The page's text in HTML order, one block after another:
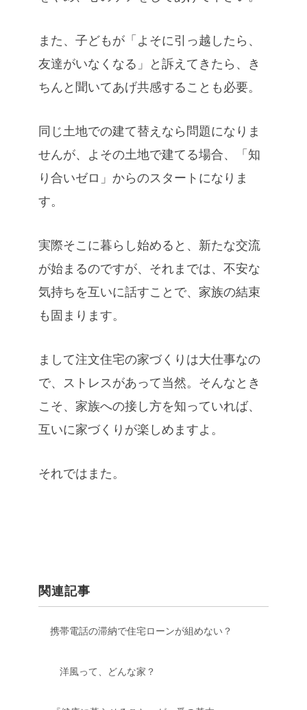
また、子どもが「よそに引っ越したら、
友達がいなくなる」と訴えてきたら、き
ちんと聞いてあげ共感することも必要。
同じ土地での建て替えなら問題になりま
せんが、よその土地で建てる場合、「知
り合いゼロ」からのスタートになりま
す。
実際そこに暮らし始めると、新たな交流
が始まるのですが、それまでは、不安な
気持ちを互いに話すことで、家族の結束
も固まります。
まして注文住宅の家づくりは大仕事なの
で、ストレスがあって当然。そんなとき
こそ、家族への接し方を知っていれば、
互いに家づくりが楽しめますよ。
それではまた。
関連記事
携帯電話の滞納で住宅ローンが組めない？
洋風って、どんな家？